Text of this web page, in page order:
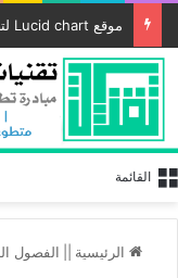
موقع Lucid chart لتصميم الخرائط الذهنية بالذكاء الاصطناعي
القائمة
الرئيسية الفصول